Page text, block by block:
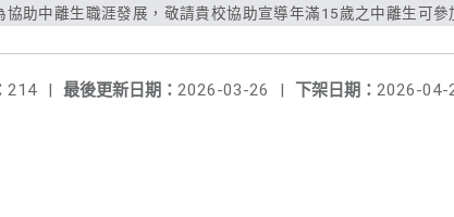
助中離生職涯發展，敬請貴校協助宣導年滿15歲之中離生可
下架日期： 2026-04-
最後更新日期： 2026-03-26 |
214 |